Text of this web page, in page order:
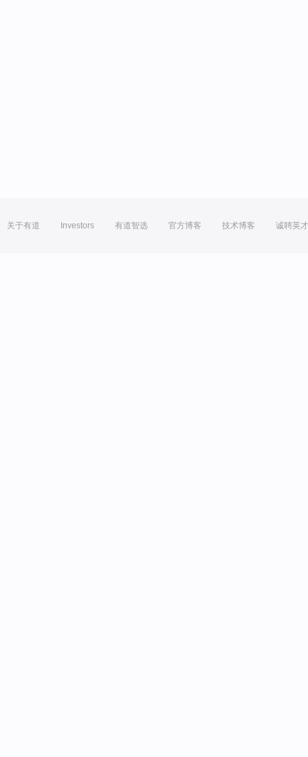
关于有道 Investors 有道智选 官方博客 技术博客 诚聘英才